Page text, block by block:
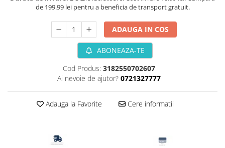
Filtru extern acvariu
Filtru intern acvariu
Pompe aer acvariu
Neoane si LED-uri pentru acvarii
Substrat acvariu
de 199.99 lei pentru a beneficia de transport gratuit.
ADAUGA IN COS
ABONEAZA-TE
Cod Produs: 3182550702607
Ai nevoie de ajutor? 0721327777
Adauga la Favorite Cere informatii